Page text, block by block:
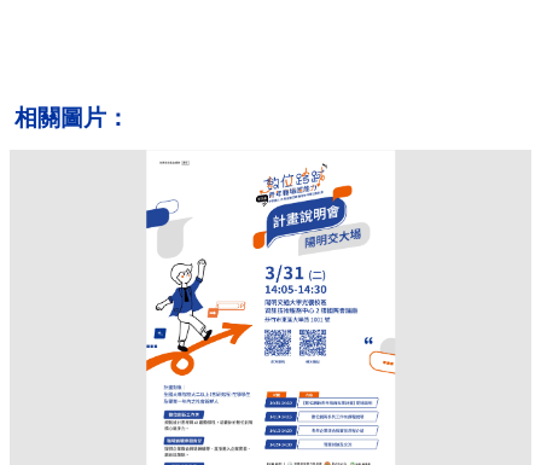
相關圖片：